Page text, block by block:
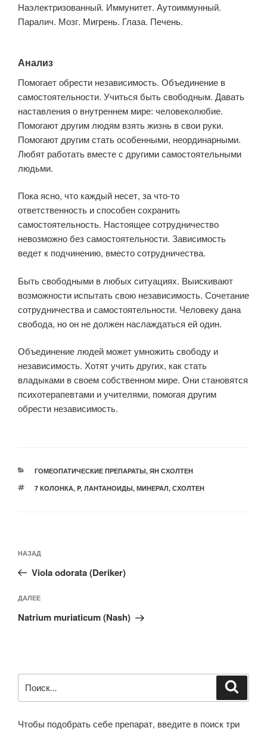
Наэлектризованный. Иммунитет. Аутоиммунный.
Паралич. Мозг. Мигрень. Глаза. Печень.
Анализ
Помогает обрести независимость. Объединение в
самостоятельности. Учиться быть свободным. Давать
наставления о внутреннем мире: человеколюбие.
Помогают другим людям взять жизнь в свои руки.
Помогают другим стать особенными, неординарными.
Любят работать вместе с другими самостоятельными
людьми.
Пока ясно, что каждый несет, за что-то
ответственность и способен сохранить
самостоятельность. Настоящее сотрудничество
невозможно без самостоятельности. Зависимость
ведет к подчинению, вместо сотрудничества.
Быть свободными в любых ситуациях. Выискивают
возможности испытать свою независимость. Сочетание
сотрудничества и самостоятельности. Человеку дана
свобода, но он не должен наслаждаться ей один.
Объединение людей может умножить свободу и
независимость. Хотят учить других, как стать
владыками в своем собственном мире. Они становятся
психотерапевтами и учителями, помогая другим
обрести независимость.
РУБРИКИ
ГОМЕОПАТИЧЕСКИЕ ПРЕПАРАТЫ, ЯН СХОЛТЕН
МЕТКИ
7 КОЛОНКА, P, ЛАНТАНОИДЫ, МИНЕРАЛ, СХОЛТЕН
по
записям
Предыдущая
запись:
НАЗАД
Viola odorata (Deriker)
Следующая
запись
ДАЛЕЕ
Natrium muriaticum (Nash)
Чтобы подобрать себе препарат, введите в поиск три